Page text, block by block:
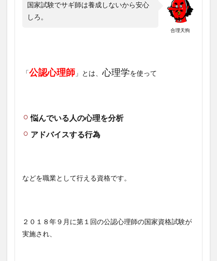
合理天狗
国家試験でサギ師は養成しないから安心
しろ。
「公認心理師 」とは、心理学を使って
悩んでいる人の心理を分析
アドバイスする行為
などを職業として行える資格です。
２０１８年９月に第１回の公認心理師の国家資格試験が
実施され、